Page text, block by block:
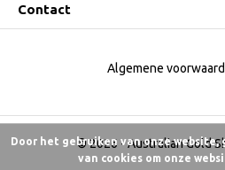
Contact
© 2026 -Australian Gold
Algemene
Door het gebruiken van onze
van cookies om onze